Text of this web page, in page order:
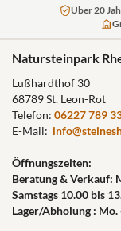
Über 20
Natursteinpark
Lußhardthof 30
68789 St. Leon-Rot
Telefon: 06227 789
E-Mail:
Öffnungszeiten:
Beratung & Verkauf:
Samstags 10.00 bis
Lager/Abholung :